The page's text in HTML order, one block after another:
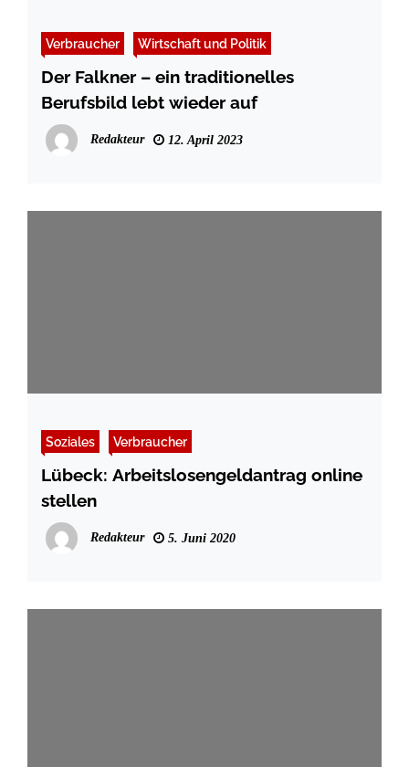
Verbraucher Wirtschaft und Politik
Der Falkner – ein traditionelles
Berufsbild lebt wieder auf
Redakteur 12. April 2023
Soziales Verbraucher
Lübeck: Arbeitslosengeldantrag online
stellen
Redakteur 5. Juni 2020